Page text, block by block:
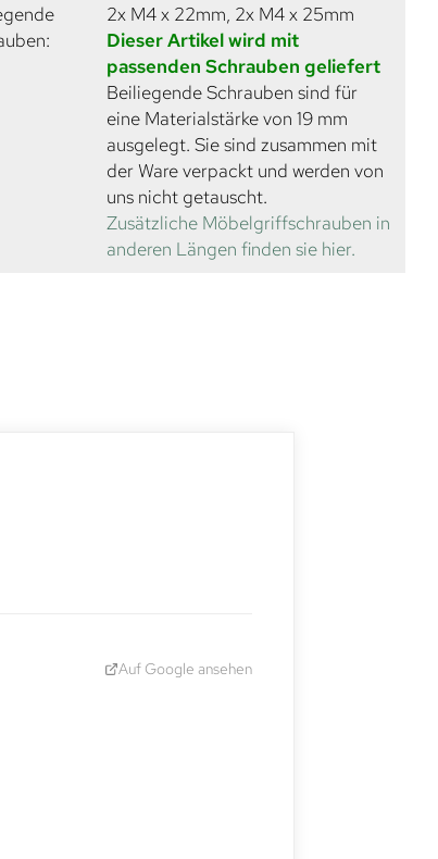
2x M4 x 22mm, 2x M4 x 25mm
Dieser Artikel wird mit
passenden Schrauben geliefert
Beiliegende Schrauben sind für
eine Materialstärke von 19 mm
ausgelegt. Sie sind zusammen mit
der Ware verpackt und werden von
uns nicht getauscht.
Zusätzliche Möbelgriffschrauben in
anderen Längen finden sie hier.
Auf Google ansehen